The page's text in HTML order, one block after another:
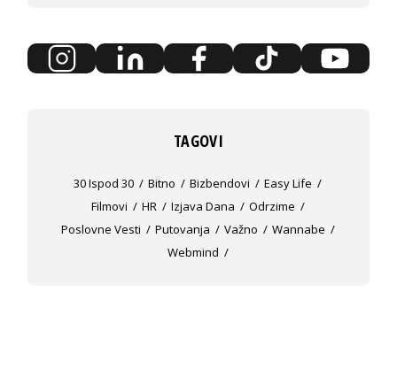
TAGOVI
30 Ispod 30 Bitno Bizbendovi
Easy Life
Filmovi
HR Izjava Dana
Odrzime
Poslovne Vesti
Putovanja Važno
Wannabe
Webmind